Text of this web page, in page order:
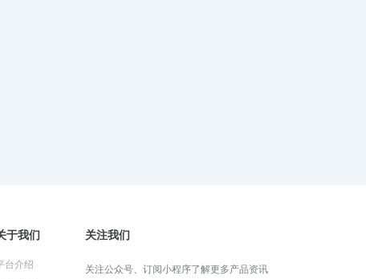
于我们
台介绍
关注我们
关注公众号、订阅小程序了解更多产品资讯